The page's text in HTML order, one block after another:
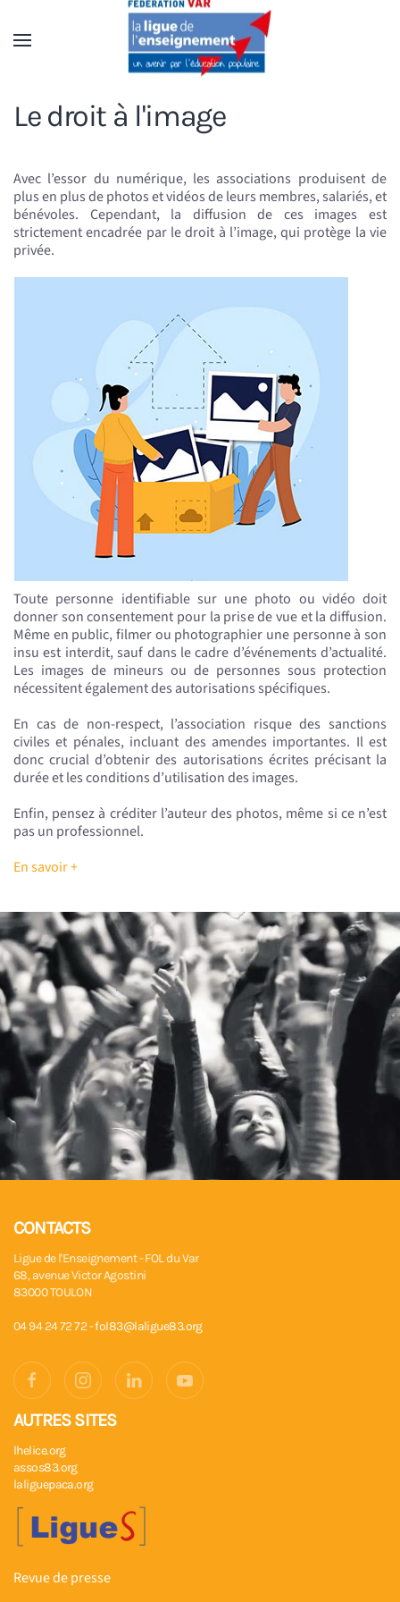
Accéder au contenu principal
Le droit à l'image
Avec l’essor du numérique, les associations produisent de
plus en plus de photos et vidéos de leurs membres, salariés, et
bénévoles. Cependant, la diffusion de ces images est
strictement encadrée par le droit à l’image, qui protège la vie
privée.
Toute personne identifiable sur une photo ou vidéo doit
donner son consentement pour la prise de vue et la diffusion.
Même en public, filmer ou photographier une personne à son
insu est interdit, sauf dans le cadre d’événements d’actualité.
Les images de mineurs ou de personnes sous protection
nécessitent également des autorisations spécifiques.
En cas de non-respect, l’association risque des sanctions
civiles et pénales, incluant des amendes importantes. Il est
donc crucial d’obtenir des autorisations écrites précisant la
durée et les conditions d’utilisation des images.
Enfin, pensez à créditer l’auteur des photos, même si ce n’est
pas un professionnel.
En savoir +
CONTACTS
Ligue de l'Enseignement - FOL du Var
68, avenue Victor Agostini
83000 TOULON
04 94 24 72 72 -fol83@laligue83.org
AUTRES SITES
lhelice.org
assos83.org
laliguepaca.org
Revue de presse